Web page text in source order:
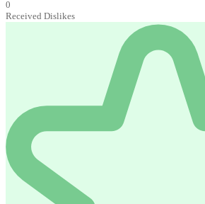
0
Received Dislikes